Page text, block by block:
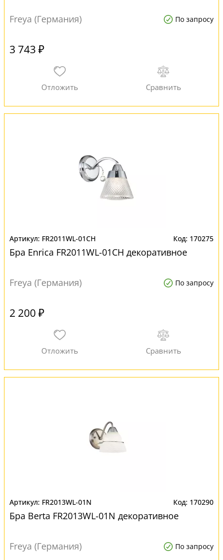
Freya (Германия) По запросу
3 743 ₽
FR2011WL-01CH 170275
Бра Enrica FR2011WL-01CH декоративное
Freya (Германия) По запросу
2 200 ₽
FR2013WL-01N 170290
Бра Berta FR2013WL-01N декоративное
Freya (Германия) По запросу